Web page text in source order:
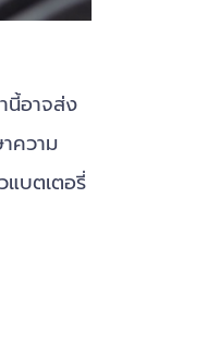
นี้อาจส่ง
ความ
แบตเตอรี่